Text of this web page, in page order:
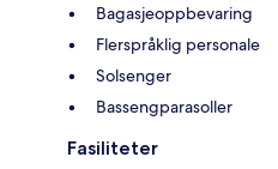
Bagasjeoppbevaring
Flerspråklig personale
Solsenger
Bassengparasoller
Fasiliteter